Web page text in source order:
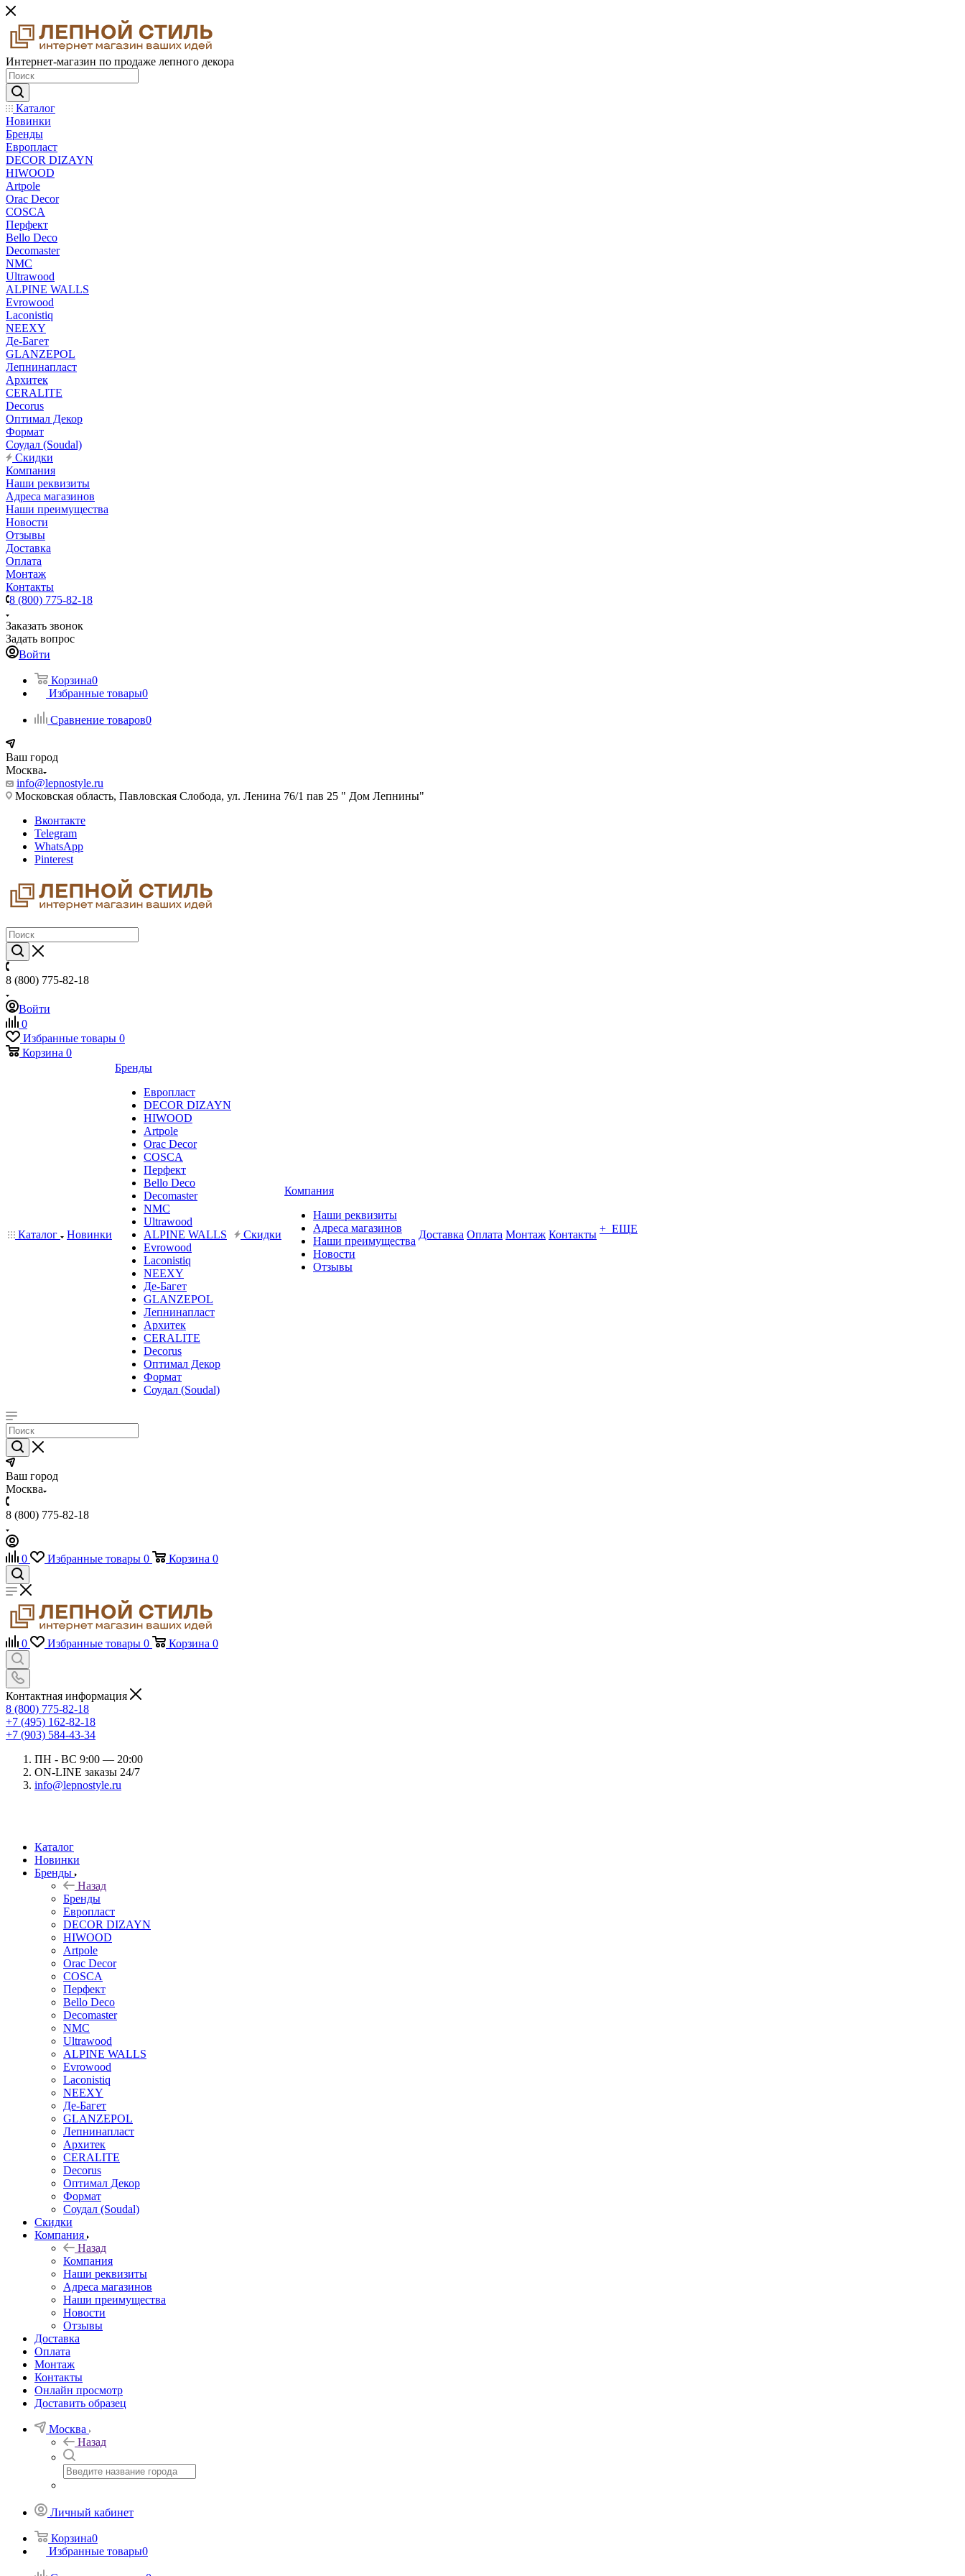
Интернет-магазин по продаже лепного декора
Каталог
Новинки
Бренды
Европласт
DECOR DIZAYN
HIWOOD
Artpole
Orac Decor
COSCA
Перфект
Bello Deco
Decomaster
NMС
Ultrawood
ALPINE WALLS
Evrowood
Laconistiq
NEEXY
Де-Багет
GLANZEPOL
Лепнинапласт
Архитек
CERALITE
Decorus
Оптимал Декор
Формат
Соудал (Soudal)
Скидки
Компания
Наши реквизиты
Адреса магазинов
Наши преимущества
Новости
Отзывы
Доставка
Оплата
Монтаж
Контакты
8 (800) 775-82-18
Заказать звонок
Задать вопрос
Войти
Корзина0
Избранные товары0
Сравнение товаров0
Ваш город
Москва
info@lepnostyle.ru
Московская область, Павловская Слобода, ул. Ленина 76/1 пав 25 " Дом Лепнины"
Вконтакте
Telegram
WhatsApp
Pinterest
8 (800) 775-82-18
Войти
0
Избранные товары 0
Корзина 0
Каталог Новинки
Бренды
Европласт
DECOR DIZAYN
HIWOOD
Artpole
Orac Decor
COSCA
Перфект
Bello Deco
Decomaster
NMС
Ultrawood
ALPINE WALLS
Evrowood
Laconistiq
NEEXY
Де-Багет
GLANZEPOL
Лепнинапласт
Архитек
CERALITE
Decorus
Оптимал Декор
Формат
Соудал (Soudal)
Скидки
Компания
Наши реквизиты
Адреса магазинов
Наши преимущества
Новости
Отзывы
Доставка Оплата Монтаж Контакты + ЕЩЕ
Ваш город
Москва
8 (800) 775-82-18
0 Избранные товары 0 Корзина 0
0 Избранные товары 0 Корзина 0
Контактная информация
8 (800) 775-82-18
+7 (495) 162-82-18
+7 (903) 584-43-34
ПН - ВС 9:00 — 20:00
ON-LINE заказы 24/7
info@lepnostyle.ru
Каталог
Новинки
Бренды
Назад
Бренды
Европласт
DECOR DIZAYN
HIWOOD
Artpole
Orac Decor
COSCA
Перфект
Bello Deco
Decomaster
NMС
Ultrawood
ALPINE WALLS
Evrowood
Laconistiq
NEEXY
Де-Багет
GLANZEPOL
Лепнинапласт
Архитек
CERALITE
Decorus
Оптимал Декор
Формат
Соудал (Soudal)
Скидки
Компания
Назад
Компания
Наши реквизиты
Адреса магазинов
Наши преимущества
Новости
Отзывы
Доставка
Оплата
Монтаж
Контакты
Онлайн просмотр
Доставить образец
Москва
Назад
Личный кабинет
Корзина0
Избранные товары0